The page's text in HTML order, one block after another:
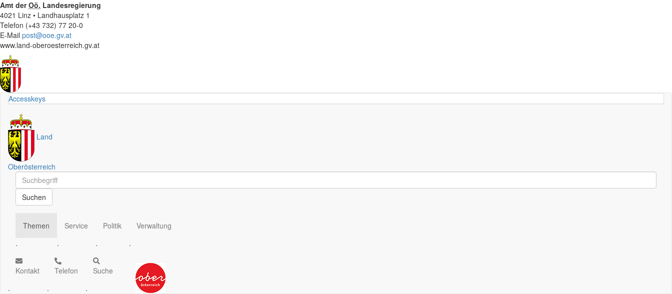
Amt derOö. Landesregierung
4021 Linz • Landhausplatz 1
Telefon (+43 732) 77 20-0
E-Mail post@ooe.gv.at
www.land-oberoesterreich.gv.at
Accesskeys
Land
Oberösterreich
Schnellsuche
Schnellsuche
Suchen
Themen
.
Service
.
Politik
.
Verwaltung
.
Kontakt
.
Telefon
.
Suche
.